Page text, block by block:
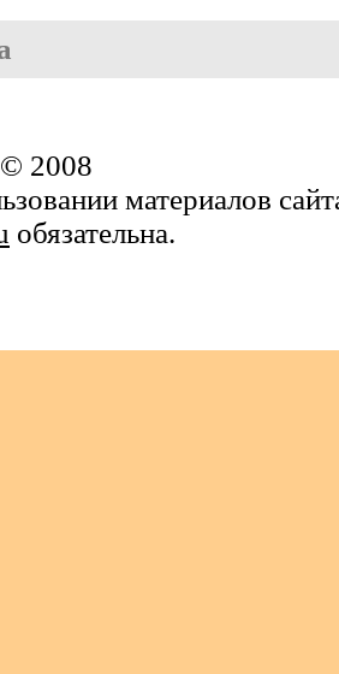
2008
материалов
обязательна.